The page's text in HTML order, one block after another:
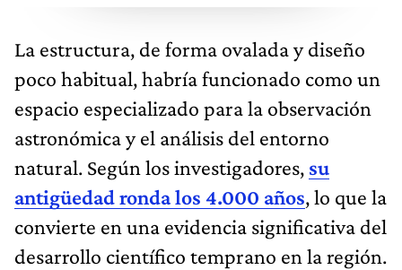
La estructura, de forma ovalada y diseño
poco habitual, habría funcionado como un
espacio especializado para la observación
astronómica y el análisis del entorno
natural. Según los investigadores, su
antigüedad ronda los 4.000 años, lo que la
convierte en una evidencia significativa del
desarrollo científico temprano en la región.